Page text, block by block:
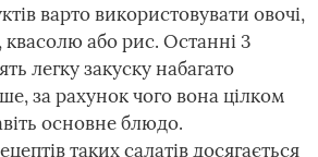
варто використовувати овочі,
або рис. Останні 3
легку закуску набагато
за рахунок чого вона цілком
основне блюдо.
таких салатів досягається